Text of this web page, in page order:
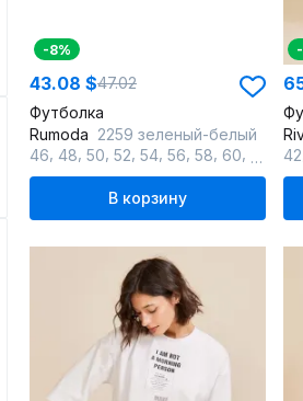
-8%
43.08 $47.02
Футболка
Rumoda 2259 зеленый-белый
46 48 50 52 54 56 58 60
В корзину
42